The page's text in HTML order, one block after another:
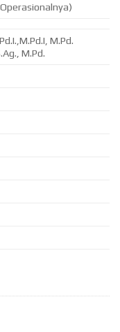
M.Pd.
M.Pd.